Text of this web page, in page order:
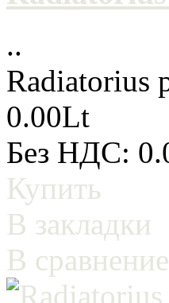
..
Radiatorius
0.00Lt
Без НДС:
Купить
В закладки
В сравнение